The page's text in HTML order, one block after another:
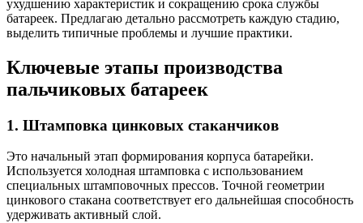
ухудшению характеристик и сокращению срока службы
батареек. Предлагаю детально рассмотреть каждую стадию,
выделить типичные проблемы и лучшие практики.
Ключевые этапы производства
пальчиковых батареек
1. Штамповка цинковых стаканчиков
Это начальный этап формирования корпуса батарейки.
Используется холодная штамповка с использованием
специальных штамповочных прессов. Точной геометрии
цинкового стакана соответствует его дальнейшая способность
удерживать активный слой.